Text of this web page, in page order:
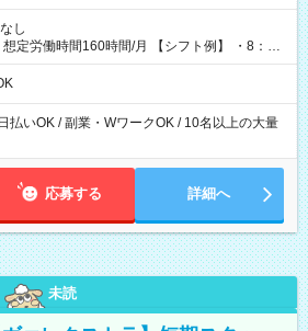
し
間160時間/月 【シフト例】 ・8：00
払いOK / 副業・WワークOK / 10名以上の大量
応募する 詳細へ
未読